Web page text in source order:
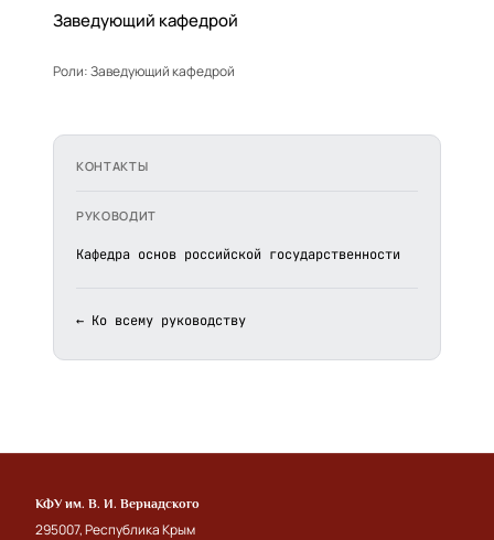
Заведующий кафедрой
Роли:Заведующий кафедрой
КОНТАКТЫ
РУКОВОДИТ
Кафедра основ российской государственности
← Ко всему руководству
КФУ им. В. И. Вернадского
295007, Республика Крым